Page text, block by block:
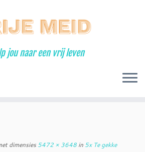
jou naar een vrij leven
dimensies 5472 × 3648 in 5x Te gekke